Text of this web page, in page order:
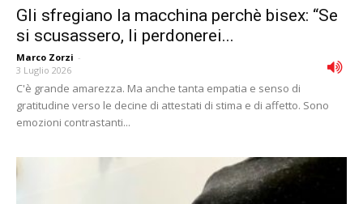
Gli sfregiano la macchina perchè bisex: “Se
si scusassero, li perdonerei...
Marco Zorzi -
3 Luglio 2026
C'è grande amarezza. Ma anche tanta empatia e senso di
gratitudine verso le decine di attestati di stima e di affetto. Sono
emozioni contrastanti...